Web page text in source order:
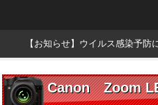
【お知らせ】ウイルス感染予